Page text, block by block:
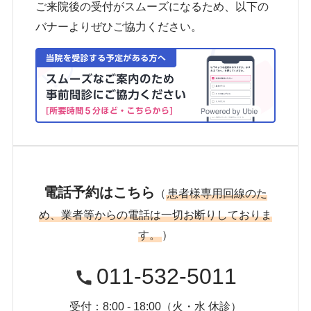
ご来院後の受付がスムーズになるため、以下の
バナーよりぜひご協力ください。
電話予約はこちら （ 患者様専用回線のた
め、業者等からの電話は一切お断りしておりま
す。）
011-532-5011
受付：8:00 - 18:00（火・水 休診）